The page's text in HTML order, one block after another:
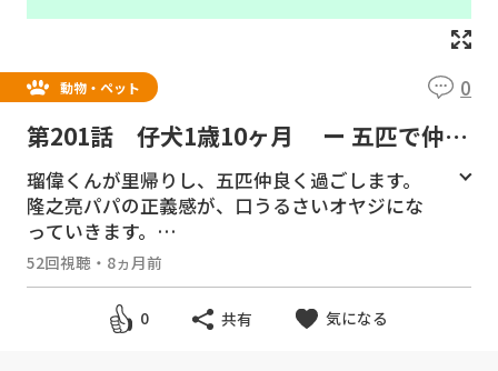
動物・ペット 0
第201話 仔犬1歳10ヶ月 ー 五匹で仲睦
まじく過ごします ー
瑠偉くんが里帰りし、五匹仲良く過ごします。
隆之亮パパの正義感が、口うるさいオヤジにな
っていきます。
＃ヨークシャテリア ＃ヨーキー ＃多頭飼
い ＃仔犬 ＃パピー #育て方 #育児日記 #
94週齢 #生後1年10ヶ月 #家族 ＃仲良し #パ
52回視聴 ・ 8ヵ月前
0 共有 気になる